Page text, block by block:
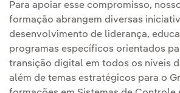
Para apoiar esse compromisso,
formação abrangem diversas
desenvolvimento de liderança,
programas específicos orientados
transição digital em todos os níveis
além de temas estratégicos para o